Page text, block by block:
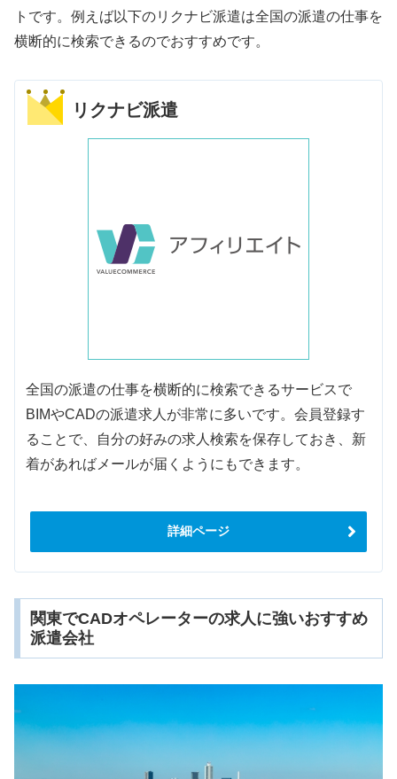
トです。例えば以下のリクナビ派遣は全国の派遣の仕事を
横断的に検索できるのでおすすめです。
リクナビ派遣
全国の派遣の仕事を横断的に検索できるサービスで
BIMやCADの派遣求人が非常に多いです。会員登録す
ることで、自分の好みの求人検索を保存しておき、新
着があればメールが届くようにもできます。
詳細ページ
関東でCADオペレーターの求人に強いおすすめ
派遣会社